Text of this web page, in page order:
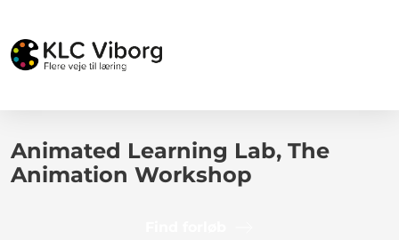
Animated Learning Lab, The
Animation Workshop